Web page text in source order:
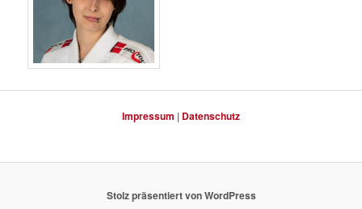
Impressum | Datenschutz
Stolz präsentiert von WordPress